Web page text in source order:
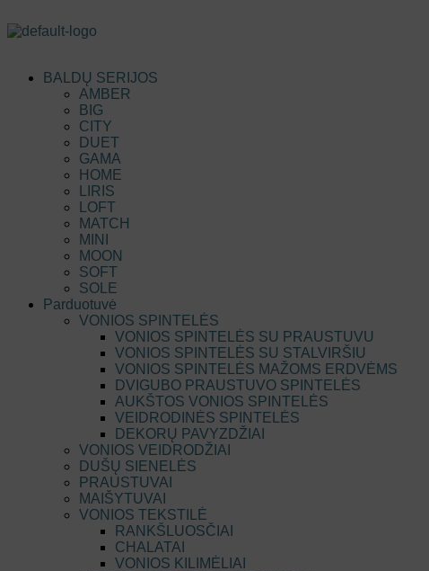
BALDŲ SERIJOS
AMBER
BIG
CITY
DUET
GAMA
HOME
LIRIS
LOFT
MATCH
MINI
MOON
SOFT
SOLE
Parduotuvė
VONIOS SPINTELĖS
VONIOS SPINTELĖS SU PRAUSTUVU
VONIOS SPINTELĖS SU STALVIRŠIU
VONIOS SPINTELĖS MAŽOMS ERDVĖMS
DVIGUBO PRAUSTUVO SPINTELĖS
AUKŠTOS VONIOS SPINTELĖS
VEIDRODINĖS SPINTELĖS
DEKORŲ PAVYZDŽIAI
VONIOS VEIDRODŽIAI
DUŠŲ SIENELĖS
PRAUSTUVAI
MAIŠYTUVAI
VONIOS TEKSTILĖ
RANKŠLUOSČIAI
CHALATAI
VONIOS KILIMĖLIAI